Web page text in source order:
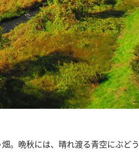
。晩秋には、晴れ渡る青空にぶど